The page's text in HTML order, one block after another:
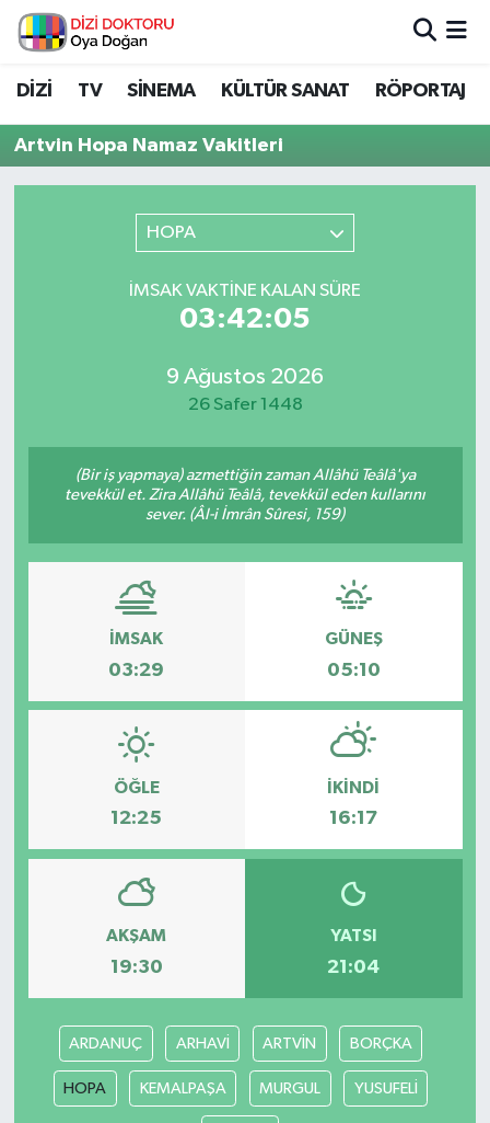
DİZİ TV SİNEMA KÜLTÜR SANAT RÖPORTAJ
Artvin Hopa Namaz Vakitleri
HOPA
İMSAK VAKTINE KALAN SÜRE
03:42:05
9 Ağustos 2026
26 Safer 1448
(Bir iş yapmaya) azmettiğin zaman Allâhü Teâlâ'ya
tevekkül et. Zira Allâhü Teâlâ, tevekkül eden kullarını
sever. (Âl-i İmrân Sûresi, 159)
İMSAK
03:29
GÜNEŞ
05:10
ÖĞLE
12:25
İKINDI
16:17
AKŞAM
19:30
YATSI
21:04
ARDANUÇ ARHAVİ ARTVİN BORÇKA
HOPA KEMALPAŞA MURGUL YUSUFELİ
İstanbul Nöbetçi Eczaneler
İstanbul Hava Durumu
İstanbul Trafik Yoğunluk Haritası
Süper Lig Puan Durumu ve Fikstür
Haber Arşivi